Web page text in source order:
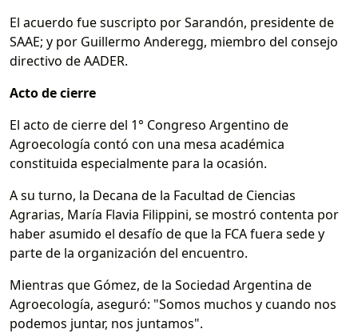
El acuerdo fue suscripto por Sarandón, presidente de
SAAE; y por Guillermo Anderegg, miembro del consejo
directivo de AADER.
Acto de cierre
El acto de cierre del 1° Congreso Argentino de
Agroecología contó con una mesa académica
constituida especialmente para la ocasión.
A su turno, la Decana de la Facultad de Ciencias
Agrarias, María Flavia Filippini, se mostró contenta por
haber asumido el desafío de que la FCA fuera sede y
parte de la organización del encuentro.
Mientras que Gómez, de la Sociedad Argentina de
Agroecología, aseguró: "Somos muchos y cuando nos
podemos juntar, nos juntamos".